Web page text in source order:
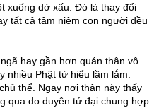
xuống dở xấu. Đó là thay đổi
tất cả tâm niệm con người đều
hay gần hơn quán thân vô
nhiều Phật tử hiểu lầm lắm.
thể. Ngay nơi thân này thấy
qua do duyên tứ đại chung hợp